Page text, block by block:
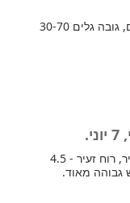
, גלים זהירים, גובה גלים 30-70
מחר ברוב חלקי הארץ טמפרטורה ללא שינוי, בהיר, רוח זעיר - 4.5
גבוהה מאוד.